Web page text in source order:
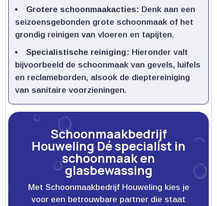
Grotere schoonmaakacties: Denk aan een
seizoensgebonden grote schoonmaak of het
grondig reinigen van vloeren en tapijten.​
Specialistische reiniging: Hieronder valt
bijvoorbeeld de schoonmaak van gevels, luifels
en reclameborden, alsook de dieptereiniging
van sanitaire voorzieningen.​
Schoonmaakbedrijf
Houweling Dé specialist in
schoonmaak en
glasbewassing
Met Schoonmaakbedrijf Houweling kies je
voor een betrouwbare partner die staat